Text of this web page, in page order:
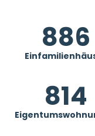
1086
814